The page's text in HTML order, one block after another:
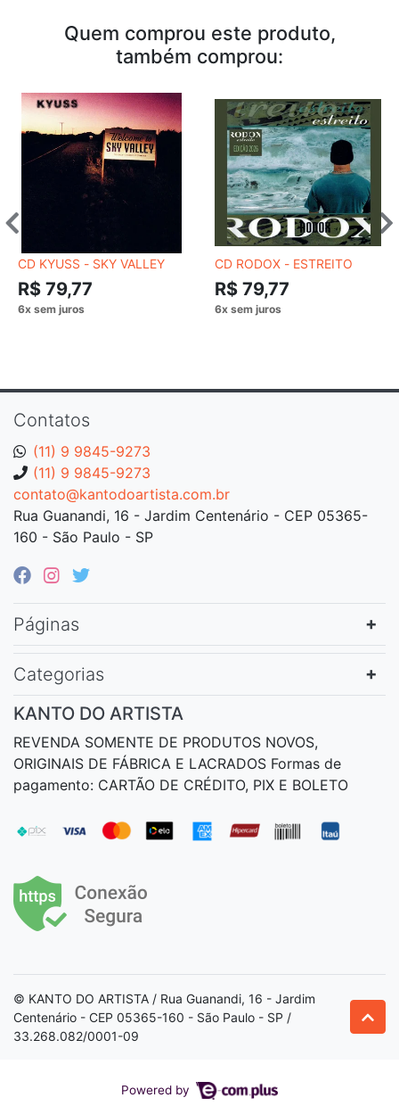
Quem comprou este produto,
também comprou:
CD KYUSS - SKY VALLEY
R$ 79,77
CD RODOX - ESTREITO
R$ 79,77
Contatos
(11) 9 9845-9273
(11) 9 9845-9273
contato@kantodoartista.com.br
Rua Guanandi, 16 - Jardim Centenário - CEP 05365-
160 - São Paulo - SP
Páginas
Categorias
KANTO DO ARTISTA
REVENDA SOMENTE DE PRODUTOS NOVOS,
ORIGINAIS DE FÁBRICA E LACRADOS Formas de
pagamento: CARTÃO DE CRÉDITO, PIX E BOLETO
© KANTO DO ARTISTA / Rua Guanandi, 16 - Jardim
Centenário - CEP 05365-160 - São Paulo - SP /
33.268.082/0001-09
Powered by